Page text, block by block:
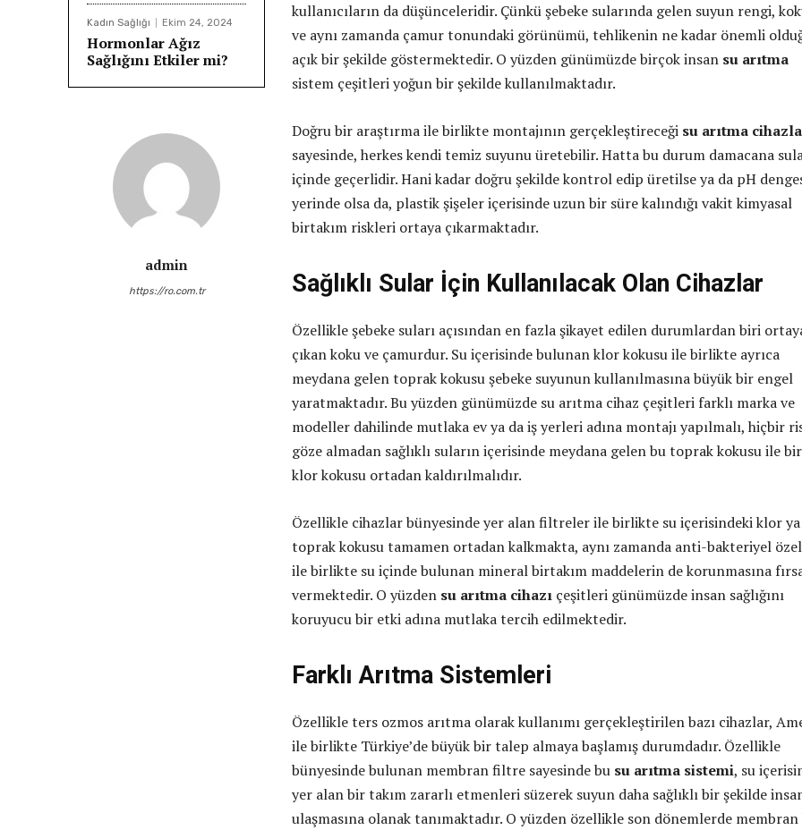
Kadın Sağlığı Ekim 24, 2024
Hormonlar Ağız
Sağlığını Etkiler mi?
admin
https://ro.com.tr
kullanıcıların da düşünceleridir. Çünkü şebeke sularında gelen suyun rengi,
ve aynı zamanda çamur tonundaki görünümü, tehlikenin ne kadar önemli
açık bir şekilde göstermektedir. O yüzden günümüzde birçok insan su arıtma
sistem çeşitleri yoğun bir şekilde kullanılmaktadır.
Doğru bir araştırma ile birlikte montajının gerçekleştireceği su arıtma
sayesinde, herkes kendi temiz suyunu üretebilir. Hatta bu durum damacana
içinde geçerlidir. Hani kadar doğru şekilde kontrol edip üretilse ya da pH
yerinde olsa da, plastik şişeler içerisinde uzun bir süre kalındığı vakit kimyasal
birtakım riskleri ortaya çıkarmaktadır.
Sağlıklı Sular İçin Kullanılacak Olan Cihazlar
Özellikle şebeke suları açısından en fazla şikayet edilen durumlardan biri
çıkan koku ve çamurdur. Su içerisinde bulunan klor kokusu ile birlikte ayrıca
meydana gelen toprak kokusu şebeke suyunun kullanılmasına büyük bir engel
yaratmaktadır. Bu yüzden günümüzde su arıtma cihaz çeşitleri farklı marka ve
modeller dahilinde mutlaka ev ya da iş yerleri adına montajı yapılmalı, hiçbir
göze almadan sağlıklı suların içerisinde meydana gelen bu toprak kokusu ile
klor kokusu ortadan kaldırılmalıdır.
Özellikle cihazlar bünyesinde yer alan filtreler ile birlikte su içerisindeki klor
toprak kokusu tamamen ortadan kalkmakta, aynı zamanda anti-bakteriyel
ile birlikte su içinde bulunan mineral birtakım maddelerin de korunmasına
vermektedir. O yüzden su arıtma cihazı çeşitleri günümüzde insan sağlığını
koruyucu bir etki adına mutlaka tercih edilmektedir.
Farklı Arıtma Sistemleri
Özellikle ters ozmos arıtma olarak kullanımı gerçekleştirilen bazı cihazlar,
ile birlikte Türkiye’de büyük bir talep almaya başlamış durumdadır. Özellikle
bünyesinde bulunan membran filtre sayesinde bu su arıtma sistemi, su
yer alan bir takım zararlı etmenleri süzerek suyun daha sağlıklı bir şekilde
ulaşmasına olanak tanımaktadır. O yüzden özellikle son dönemlerde